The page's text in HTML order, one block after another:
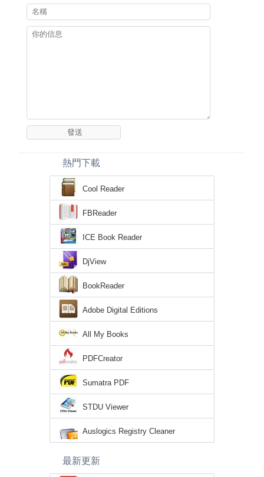
熱門下載
Cool Reader
FBReader
ICE Book Reader
DjView
BookReader
Adobe Digital Editions
All My Books
PDFCreator
Sumatra PDF
STDU Viewer
Auslogics Registry Cleaner
最新更新